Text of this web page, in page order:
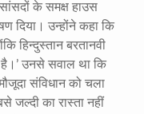
के समक्ष हाउस
दिया। उन्होंने कहा कि
हिन्दुस्तान बरतानवी
है।’ उनसे सवाल था कि
संविधान को चला
जल्दी का रास्ता नहीं